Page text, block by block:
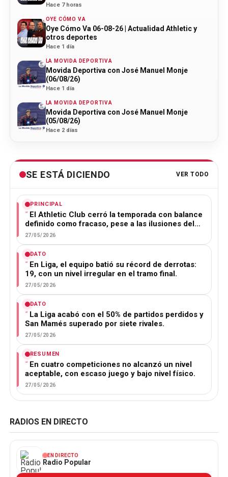
Hace 7 horas
OYE CÓMO VA
Oye Cómo Va 06-08-26 | Actualidad Athletic y
otros deportes
Hace 1 día
LA MOVIDA DEPORTIVA
Movida Deportiva con José Manuel Monje
(06/08/26)
Hace 1 día
LA MOVIDA DEPORTIVA
Movida Deportiva con José Manuel Monje
(05/08/26)
Hace 2 días
SE ESTÁ DICIENDO VER TODO
PRINCIPAL
El Athletic Club cerró la temporada con balance
definido como fracaso, pese a las ilusiones del…
27/05/2026
DATO
En Liga, el equipo batió su récord de derrotas:
19, con un nivel irregular en el tramo final.
27/05/2026
DATO
La Liga acabó con el 50% de partidos perdidos y
San Mamés superado por siete rivales.
27/05/2026
RESUMEN
En cuatro competiciones no alcanzó un nivel
aceptable, con escaso juego y bajo nivel físico.
27/05/2026
RADIOS EN DIRECTO
EN DIRECTO
Radio Popular